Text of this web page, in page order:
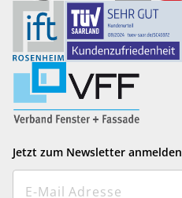
Jetzt zum Newsletter anmelden